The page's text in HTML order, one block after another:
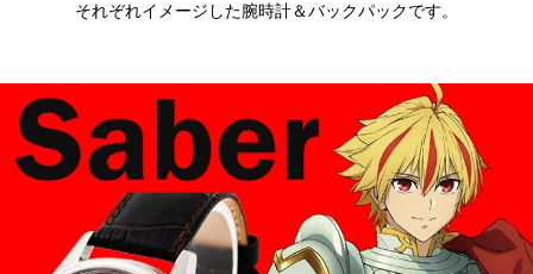
それぞれイメージした腕時計＆バックパックです。